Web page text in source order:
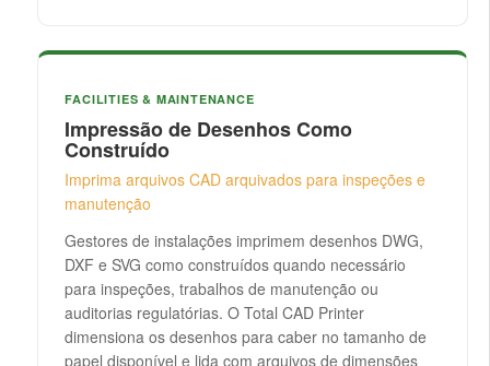
FACILITIES & MAINTENANCE
Impressão de Desenhos Como
Construído
Imprima arquivos CAD arquivados para inspeções e
manutenção
Gestores de instalações imprimem desenhos DWG,
DXF e SVG como construídos quando necessário
para inspeções, trabalhos de manutenção ou
auditorias regulatórias. O Total CAD Printer
dimensiona os desenhos para caber no tamanho de
papel disponível e lida com arquivos de dimensões